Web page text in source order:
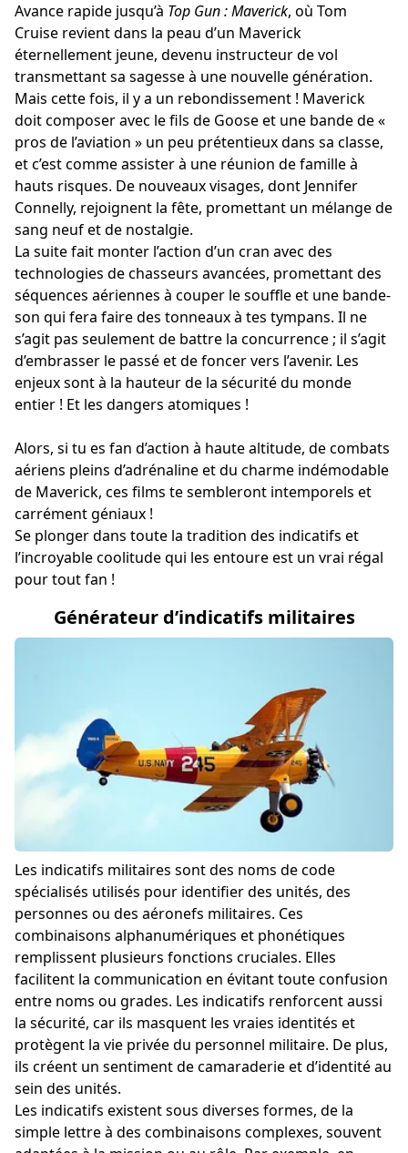
Avance rapide jusqu’à Top Gun : Maverick, où Tom
Cruise revient dans la peau d’un Maverick
éternellement jeune, devenu instructeur de vol
transmettant sa sagesse à une nouvelle génération.
Mais cette fois, il y a un rebondissement ! Maverick
doit composer avec le fils de Goose et une bande de «
pros de l’aviation » un peu prétentieux dans sa classe,
et c’est comme assister à une réunion de famille à
hauts risques. De nouveaux visages, dont Jennifer
Connelly, rejoignent la fête, promettant un mélange de
sang neuf et de nostalgie.
La suite fait monter l’action d’un cran avec des
technologies de chasseurs avancées, promettant des
séquences aériennes à couper le souffle et une bande-
son qui fera faire des tonneaux à tes tympans. Il ne
s’agit pas seulement de battre la concurrence ; il s’agit
d’embrasser le passé et de foncer vers l’avenir. Les
enjeux sont à la hauteur de la sécurité du monde
entier ! Et les dangers atomiques !
Alors, si tu es fan d’action à haute altitude, de combats
aériens pleins d’adrénaline et du charme indémodable
de Maverick, ces films te sembleront intemporels et
carrément géniaux !
Se plonger dans toute la tradition des indicatifs et
l’incroyable coolitude qui les entoure est un vrai régal
pour tout fan !
Générateur d’indicatifs militaires
Les indicatifs militaires sont des noms de code
spécialisés utilisés pour identifier des unités, des
personnes ou des aéronefs militaires. Ces
combinaisons alphanumériques et phonétiques
remplissent plusieurs fonctions cruciales. Elles
facilitent la communication en évitant toute confusion
entre noms ou grades. Les indicatifs renforcent aussi
la sécurité, car ils masquent les vraies identités et
protègent la vie privée du personnel militaire. De plus,
ils créent un sentiment de camaraderie et d’identité au
sein des unités.
Les indicatifs existent sous diverses formes, de la
simple lettre à des combinaisons complexes, souvent